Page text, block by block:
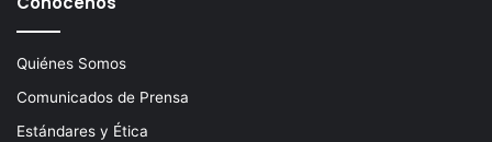
Quiénes Somos
Comunicados de Prensa
Estándares y Ética